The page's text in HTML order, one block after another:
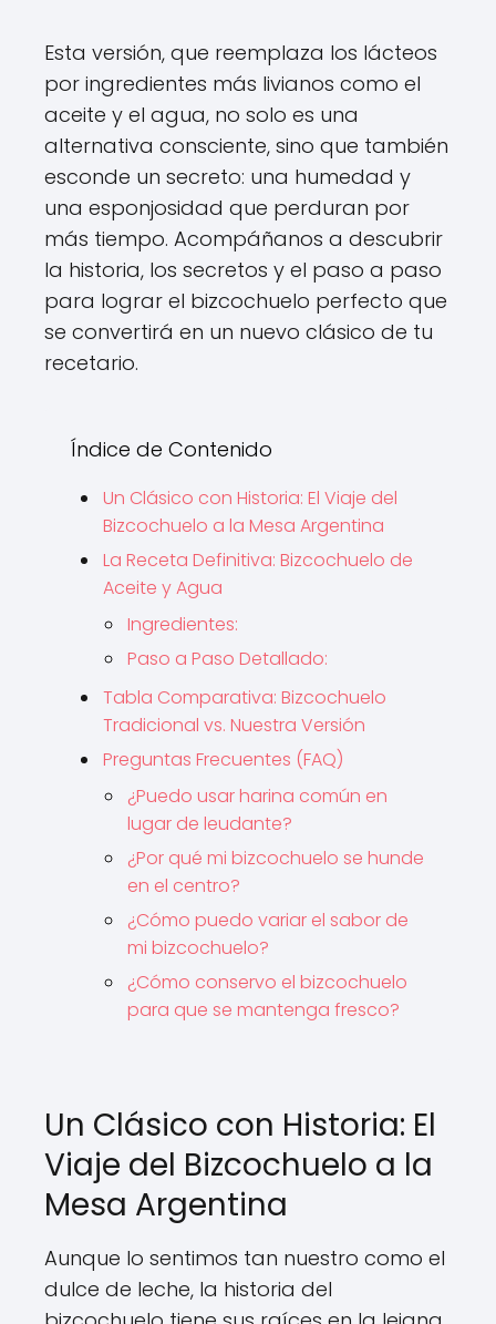
Esta versión, que reemplaza los lácteos
por ingredientes más livianos como el
aceite y el agua, no solo es una
alternativa consciente, sino que también
esconde un secreto: una humedad y
una esponjosidad que perduran por
más tiempo. Acompáñanos a descubrir
la historia, los secretos y el paso a paso
para lograr el bizcochuelo perfecto que
se convertirá en un nuevo clásico de tu
recetario.
Índice de Contenido
Un Clásico con Historia: El Viaje del
Bizcochuelo a la Mesa Argentina
La Receta Definitiva: Bizcochuelo de
Aceite y Agua
Ingredientes:
Paso a Paso Detallado:
Tabla Comparativa: Bizcochuelo
Tradicional vs. Nuestra Versión
Preguntas Frecuentes (FAQ)
¿Puedo usar harina común en
lugar de leudante?
¿Por qué mi bizcochuelo se hunde
en el centro?
¿Cómo puedo variar el sabor de
mi bizcochuelo?
¿Cómo conservo el bizcochuelo
para que se mantenga fresco?
Un Clásico con Historia: El
Viaje del Bizcochuelo a la
Mesa Argentina
Aunque lo sentimos tan nuestro como el
dulce de leche, la historia del